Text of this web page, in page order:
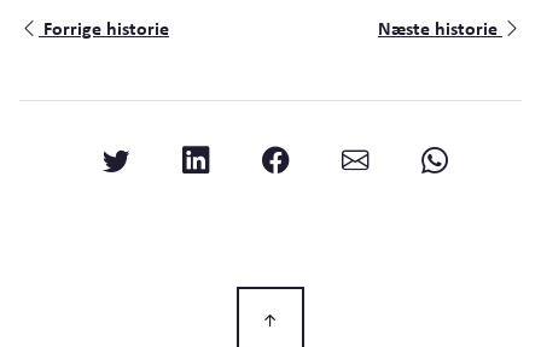
Forrige historie Næste historie